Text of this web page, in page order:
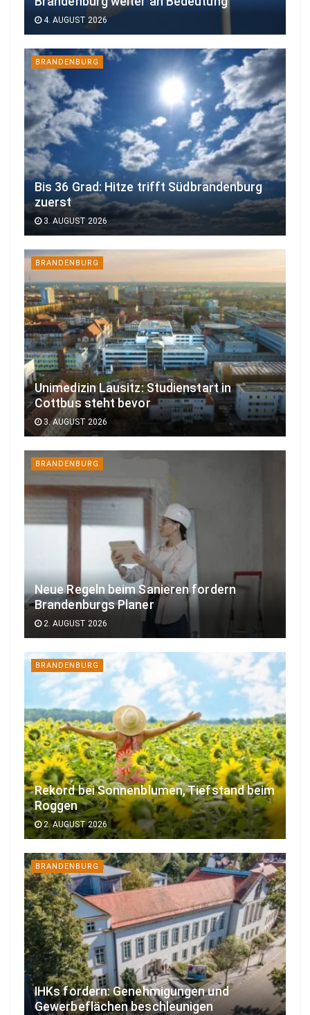
4. AUGUST 2026
BRANDENBURG
Bis 36 Grad: Hitze trifft Südbrandenburg
zuerst
3. AUGUST 2026
BRANDENBURG
Unimedizin Lausitz: Studienstart in
Cottbus steht bevor
3. AUGUST 2026
BRANDENBURG
Neue Regeln beim Sanieren fordern
Brandenburgs Planer
2. AUGUST 2026
BRANDENBURG
Rekord bei Sonnenblumen, Tiefstand beim
Roggen
2. AUGUST 2026
BRANDENBURG
IHKs fordern: Genehmigungen und
Gewerbeflächen beschleunigen